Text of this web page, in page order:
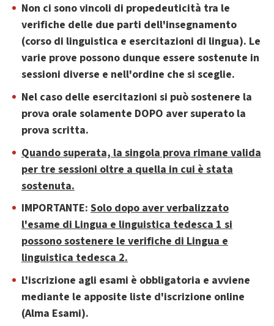
Non ci sono vincoli di propedeuticità tra le
verifiche delle due parti dell'insegnamento
(corso di linguistica e esercitazioni di lingua). Le
varie prove possono dunque essere sostenute in
sessioni diverse e nell'ordine che si sceglie.
Nel caso delle esercitazioni si può sostenere la
prova orale solamente DOPO aver superato la
prova scritta.
Quando superata, la singola prova rimane valida
per tre sessioni oltre a quella in cui è stata
sostenuta.
IMPORTANTE: Solo dopo aver verbalizzato
l'esame di Lingua e linguistica tedesca 1 si
possono sostenere le verifiche di Lingua e
linguistica tedesca 2.
L'iscrizione agli esami è obbligatoria e avviene
mediante le apposite liste d'iscrizione online
(Alma Esami).